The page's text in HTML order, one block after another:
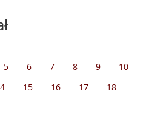
5 6 7 8 9
10
15 16 17
18